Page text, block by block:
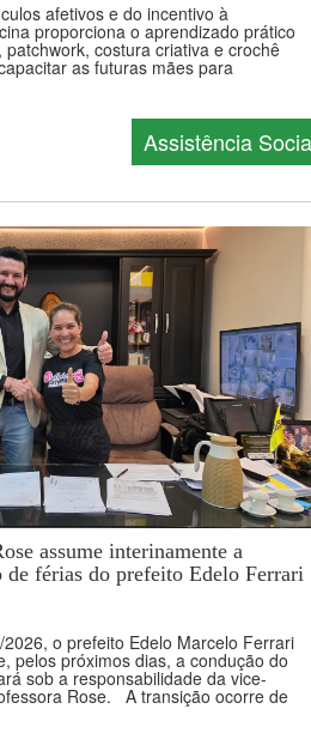
afetivos e do incentivo à
proporciona o aprendizado prático
costura criativa e crochê
as futuras mães para
Assistência
assume interinamente a
de férias do prefeito Edelo Ferrari
o prefeito Edelo Marcelo Ferrari
pelos próximos dias, a condução do
sob a responsabilidade da vice-
Rose. A transição ocorre de